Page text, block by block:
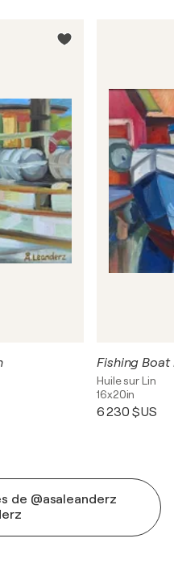
Fishing Boat
Huile sur Lin
16x20in
6 230 $US
de @asaleanderz